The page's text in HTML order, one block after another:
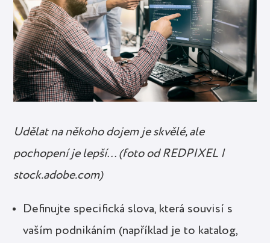
Udělat na někoho dojem je skvělé, ale
pochopení je lepší… (foto od REDPIXEL |
stock.adobe.com)
Definujte specifická slova, která souvisí s
vaším podnikáním (například je to katalog,